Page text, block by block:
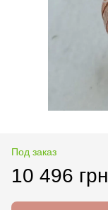
Под заказ
10 496 грн